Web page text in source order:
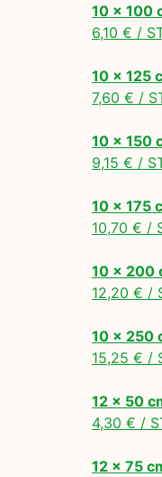
10 x 100
6,10 € /
10 x 125
7,60 € /
10 x 150
9,15 € /
10 x 175
10,70 € /
10 x 200
12,20 € /
10 x 250
15,25 € /
12 x 50
4,30 € /
12 x 75